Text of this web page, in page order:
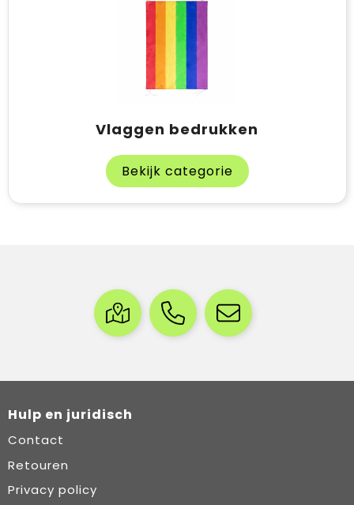
Vlaggen bedrukken
Bekijk categorie
Hulp en juridisch
Contact
Retouren
Privacy policy